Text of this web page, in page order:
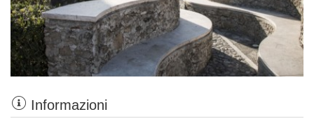
Informazioni